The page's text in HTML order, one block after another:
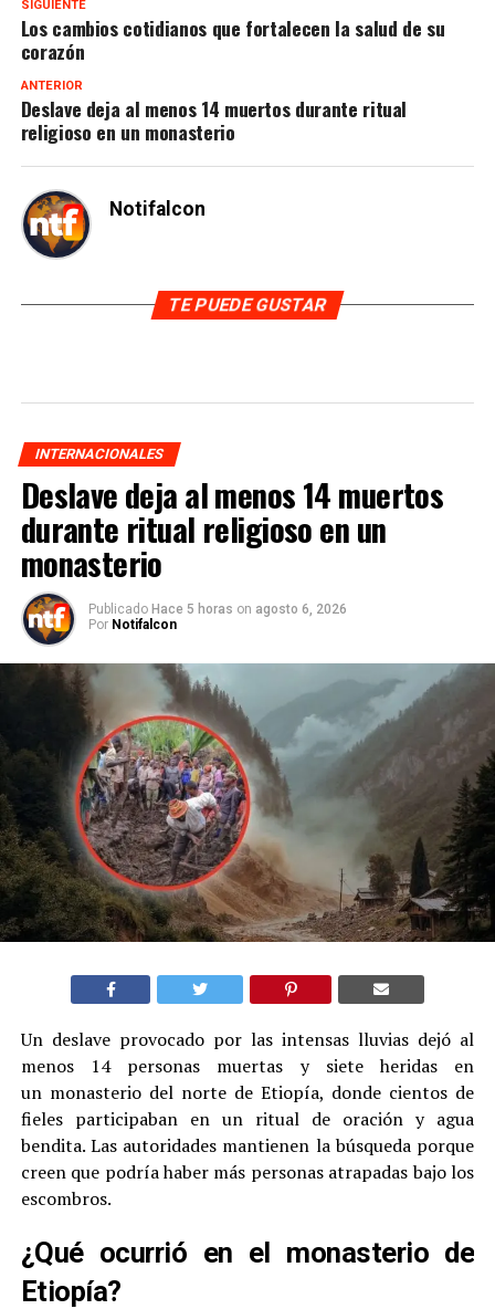
SIGUIENTE
Los cambios cotidianos que fortalecen la salud de su
corazón
ANTERIOR
Deslave deja al menos 14 muertos durante ritual
religioso en un monasterio
Notifalcon
TE PUEDE GUSTAR
INTERNACIONALES
Deslave deja al menos 14 muertos
durante ritual religioso en un
monasterio
Publicado Hace 5 horas on agosto 6, 2026
Por Notifalcon
Un deslave provocado por las intensas lluvias dejó al
menos 14 personas muertas y siete heridas en
un monasterio del norte de Etiopía, donde cientos de
fieles participaban en un ritual de oración y agua
bendita. Las autoridades mantienen la búsqueda porque
creen que podría haber más personas atrapadas bajo los
escombros.
¿Qué ocurrió en el monasterio de
Etiopía?